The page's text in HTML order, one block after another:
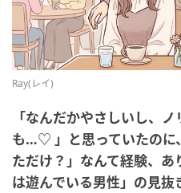
Ray(レイ)
「なんだかやさしいし、
も…♡ 」と思っていたのに
ただけ？」なんて経験、
は遊んでいる男性」の見